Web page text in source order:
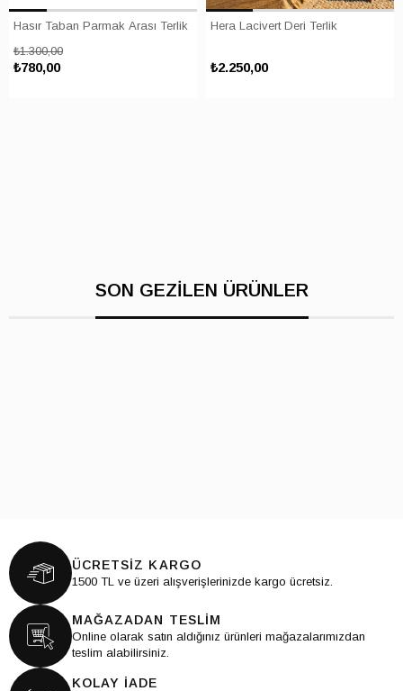
Hasır Taban Parmak Arası Terlik
₺780,00
₺1.300,00
Hera Lacivert Deri Terlik
₺2.250,00
SON GEZİLEN ÜRÜNLER
ÜCRETSİZ KARGO
1500 TL ve üzeri alışverişlerinizde kargo ücretsiz.
MAĞAZADAN TESLİM
Online olarak satın aldığınız ürünleri mağazalarımızdan
teslim alabilirsiniz.
KOLAY İADE